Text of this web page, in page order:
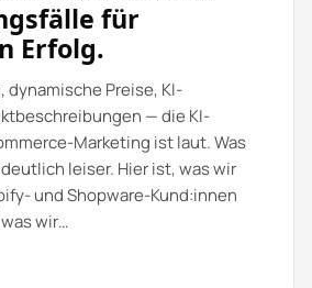
für
Erfolg.
dynamische Preise, KI-
— die KI-
Marketing ist laut. Was
leiser. Hier ist, was wir
und Shopware-Kund:innen
wir…